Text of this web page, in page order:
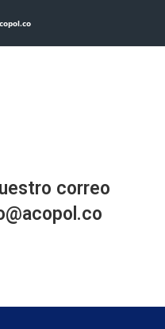
correo